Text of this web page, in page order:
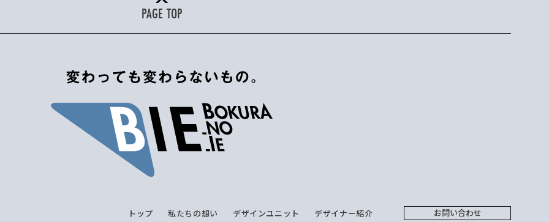
PAGE TOP
トップ 私たちの想い デザインユニット デザイナー紹介 お問い合わせ